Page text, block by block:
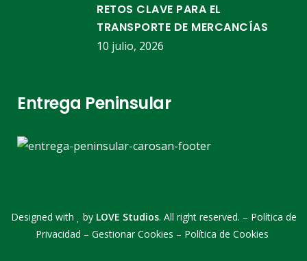
RETOS CLAVE PARA EL
TRANSPORTE DE MERCANCÍAS
10 julio, 2026
Entrega Peninsular
Designed with by LOVE Studios. All right reserved. – Política de
Privacidad – Gestionar Cookies – Política de Cookies